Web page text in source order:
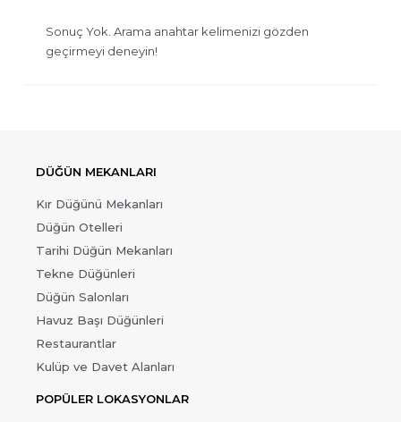
Sonuç Yok. Arama anahtar kelimenizi gözden
geçirmeyi deneyin!
DÜĞÜN MEKANLARI
Kır Düğünü Mekanları
Düğün Otelleri
Tarihi Düğün Mekanları
Tekne Düğünleri
Düğün Salonları
Havuz Başı Düğünleri
Restaurantlar
Kulüp ve Davet Alanları
POPÜLER LOKASYONLAR